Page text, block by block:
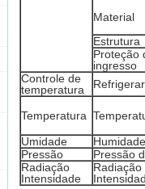
Material
Estrutura
Proteção
ingresso
Controle de
temperatura
Refrigerar
Temperatura
Umidade
Pressão
Pressão
Radiação
Intensidade
Radiação